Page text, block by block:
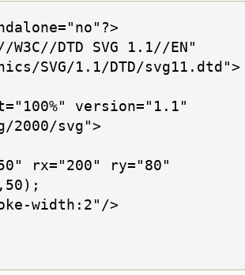
W3C//DTD SVG 1.1//EN"
SVG/1.1/DTD/svg11.dtd">
version="1.1"
2000/svg">
rx="200" ry="80"
width:2"/>